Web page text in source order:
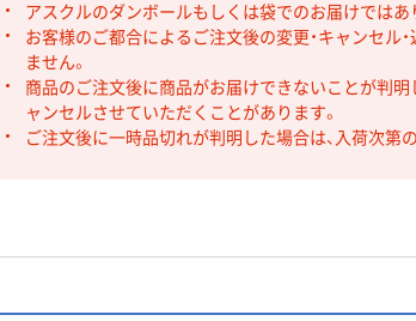
アスクルのダンボールもしくは袋でのお届けではあ
お客様のご都合によるご注文後の変更・キャンセル・
ません。
商品のご注文後に商品がお届けできないことが判明
ャンセルさせていただくことがあります。
ご注文後に一時品切れが判明した場合は、入荷次第